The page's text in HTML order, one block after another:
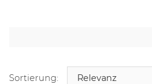
Sortierung: